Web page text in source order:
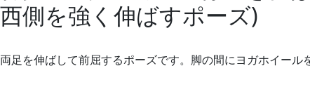
西側を強く伸ばすポーズ)
両足を伸ばして前屈するポーズです。脚の間にヨガホイール